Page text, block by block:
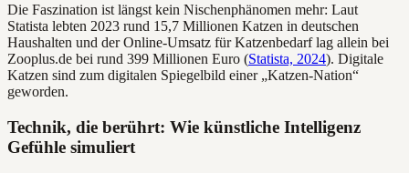
Die Faszination ist längst kein Nischenphänomen mehr: Laut
Statista lebten 2023 rund 15,7 Millionen Katzen in deutschen
Haushalten und der Online-Umsatz für Katzenbedarf lag allein bei
Zooplus.de bei rund 399 Millionen Euro (Statista, 2024). Digitale
Katzen sind zum digitalen Spiegelbild einer „Katzen-Nation“
geworden.
Technik, die berührt: Wie künstliche Intelligenz
Gefühle simuliert